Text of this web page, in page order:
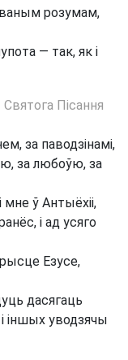
розумам,
— так, як і
Пісання
за паводзінамі,
за любоўю, за
мне ў Антыёхіі,
і ад усяго
Езусе,
дасягаць
іншых уводзячы